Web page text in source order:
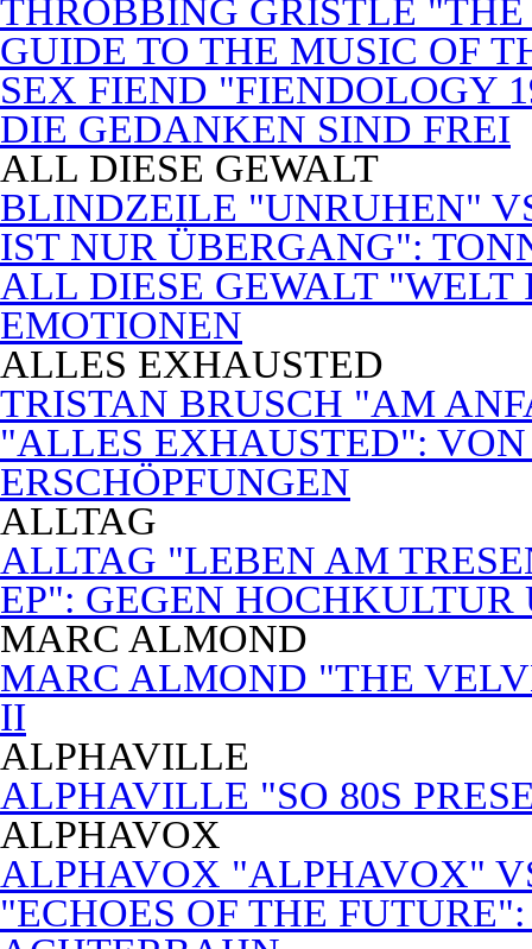
THROBBING GRISTLE
GUIDE TO THE MUSIC OF
SEX FIEND "FIENDOLOGY
DIE GEDANKEN SIND FREI
ALL DIESE GEWALT
BLINDZEILE "UNRUHEN"
IST NUR ÜBERGANG":
ALL DIESE GEWALT
EMOTIONEN
ALLES EXHAUSTED
TRISTAN BRUSCH "AM
"ALLES EXHAUSTED":
ERSCHÖPFUNGEN
ALLTAG
ALLTAG "LEBEN AM
EP": GEGEN
MARC ALMOND
MARC ALMOND "THE
II
ALPHAVILLE
ALPHAVILLE "SO 80S
ALPHAVOX
ALPHAVOX "ALPHAVOX"
"ECHOES OF THE